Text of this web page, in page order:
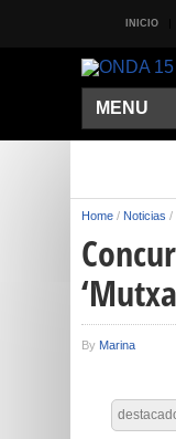
INICIO
MENU
Home / Noticias /
By Marina